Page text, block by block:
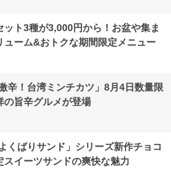
ット3種が3,000円から！お盆や集ま
ューム&おトクな期間限定メニュー
辛！台湾ミンチカツ」8月4日数量限
の旨辛グルメが登場
くばりサンド」シリーズ新作チョコ
スイーツサンドの爽快な魅力